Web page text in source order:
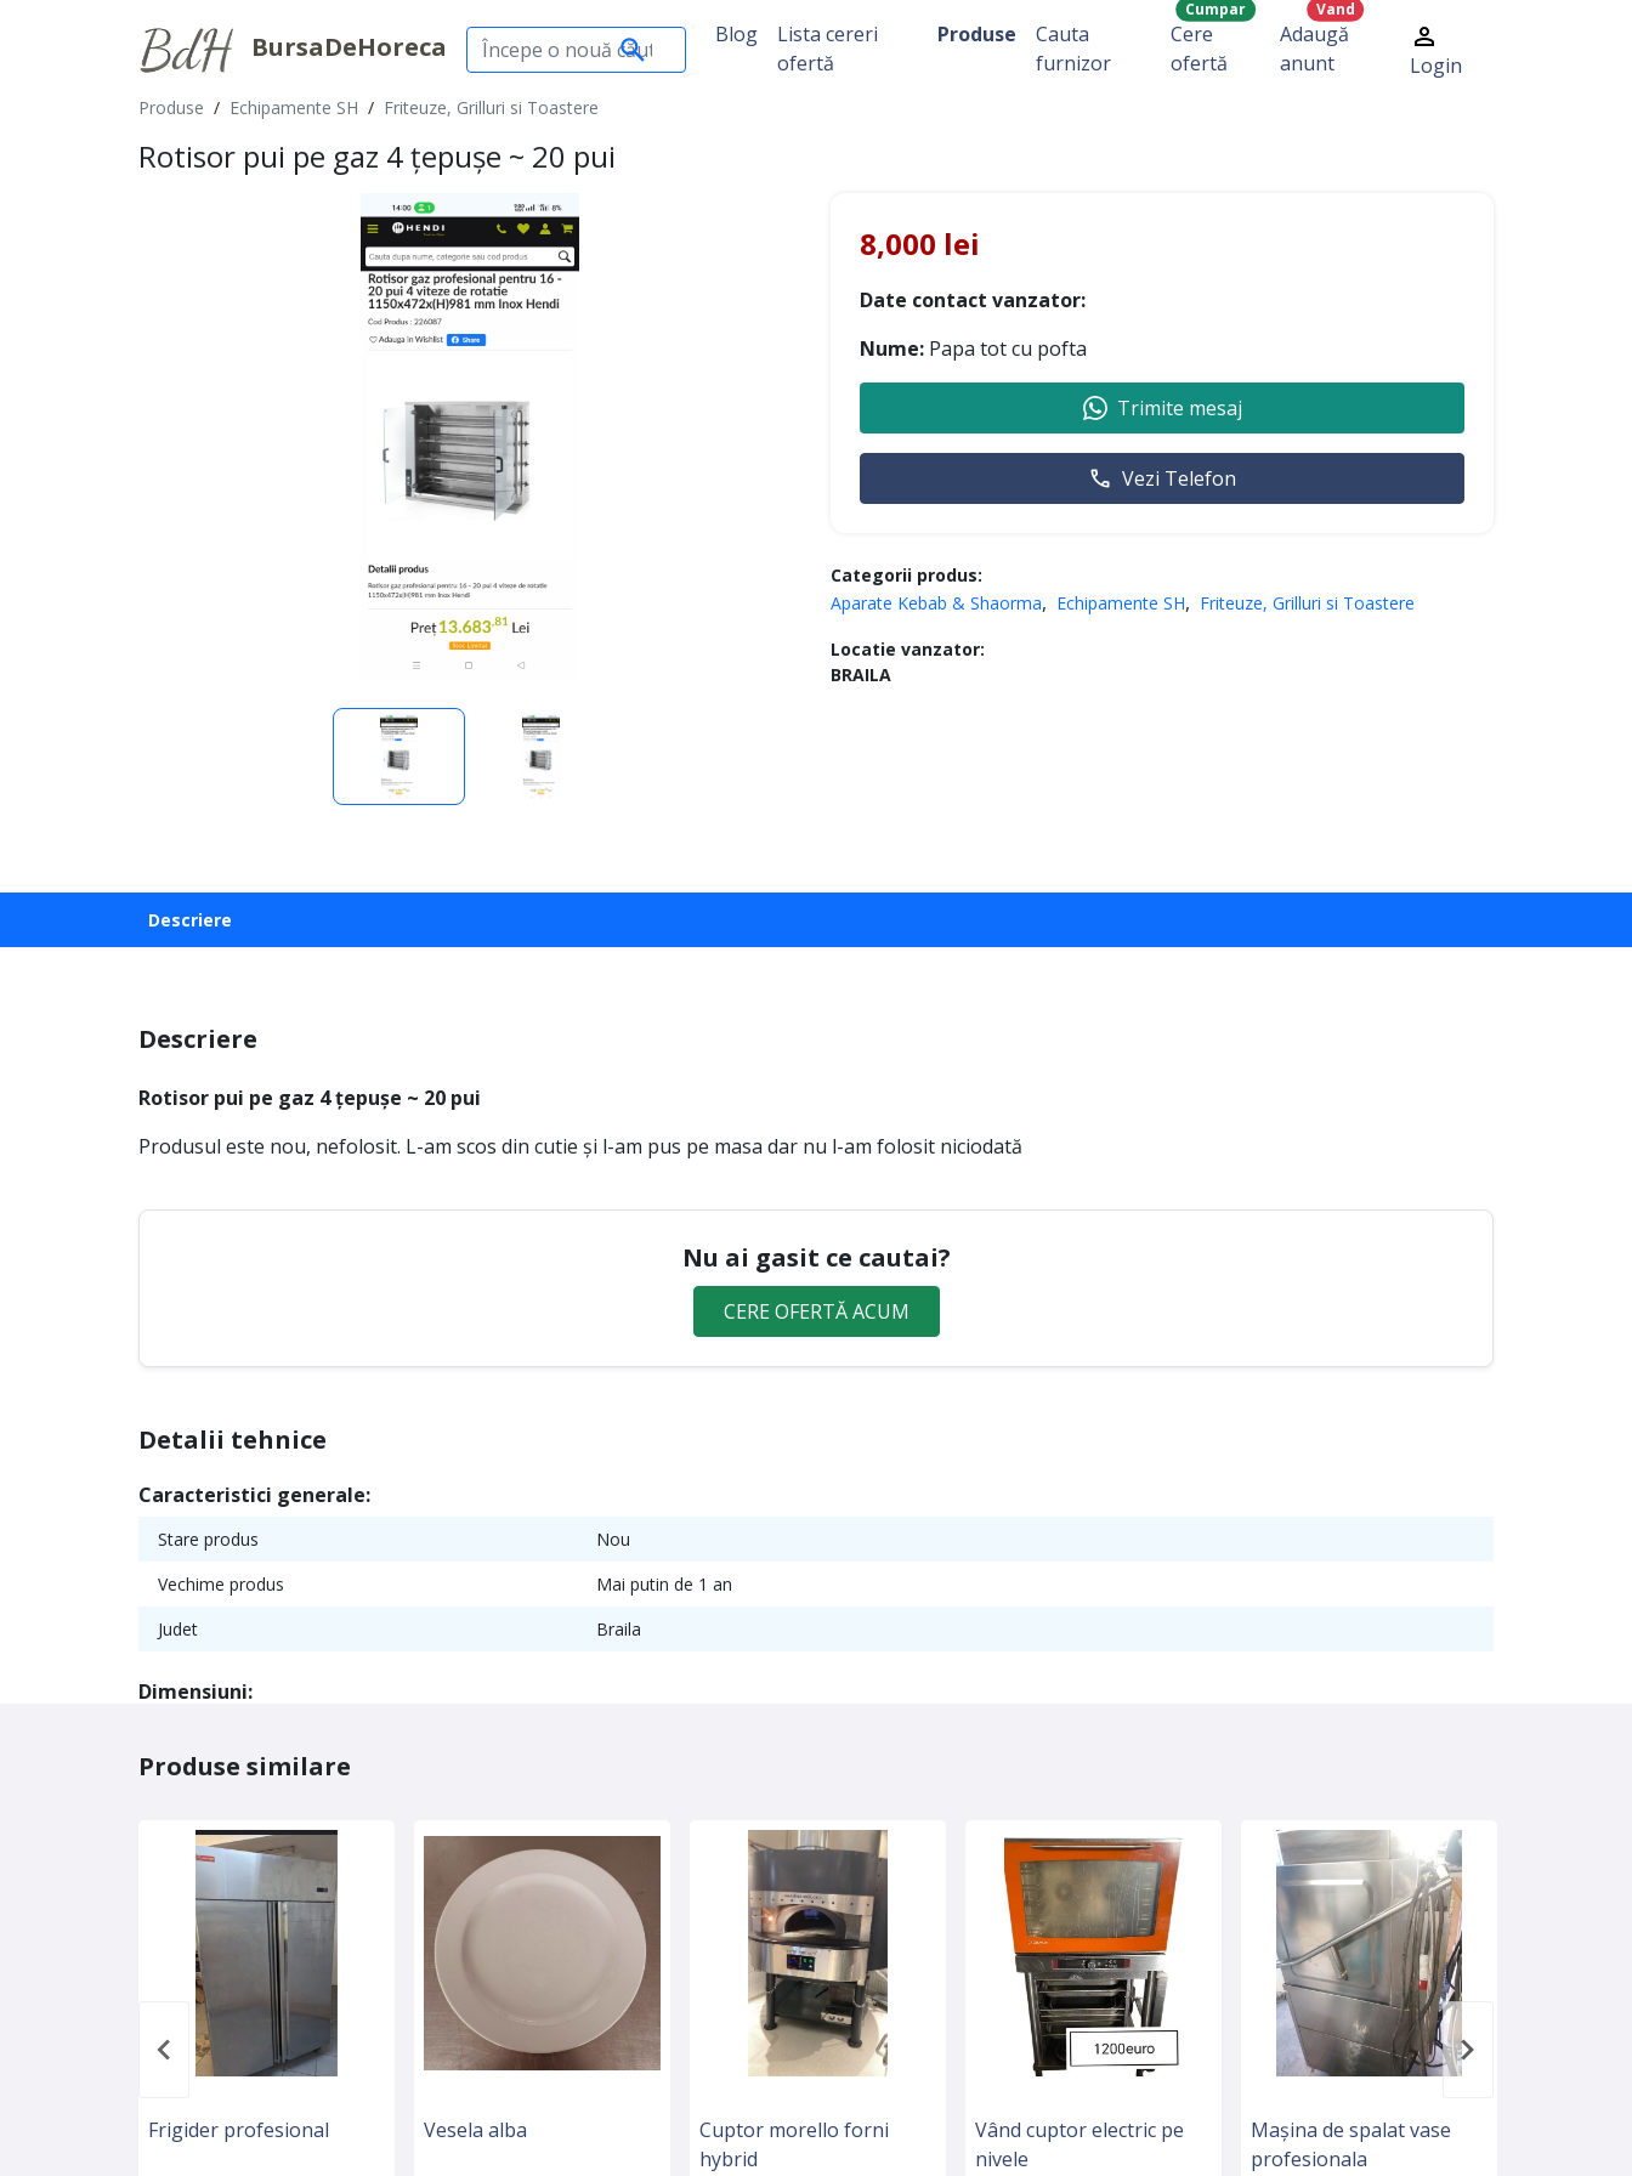
BursaDeHoreca Blog
Lista cereri
ofertă
Produse
Cauta
furnizor
Cere
ofertă
Cumpar
Adaugă
anunt
Vand
Login
Produse / Echipamente SH / Friteuze, Grilluri si Toastere
Rotisor pui pe gaz 4 țepușe ~ 20 pui
Categorii produs:
Aparate Kebab & Shaorma
Echipamente SH
Friteuze, Grilluri si Toastere
Locatie vanzator:
BRAILA
8,000 lei
Date contact vanzator:
Nume: Papa tot cu pofta
Trimite mesaj
Vezi Telefon
Descriere
Descriere
Rotisor pui pe gaz 4 țepușe ~ 20 pui
Produsul este nou, nefolosit. L-am scos din cutie și l-am pus pe masa dar nu l-am folosit niciodată
Nu ai gasit ce cautai?
CERE OFERTĂ ACUM
Detalii tehnice
Caracteristici generale:
Stare produs
Nou
Vechime produs
Mai putin de 1 an
Judet
Braila
Dimensiuni:
Produse similare
Frigider profesional Vesela alba
Cuptor morello forni
hybrid
Vând cuptor electric pe
nivele
Mașina de spalat vase
profesionala